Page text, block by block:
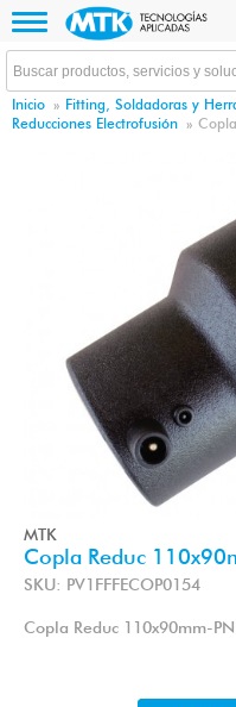
Inicio » Fitting, Soldadoras y
Reducciones Electrofusión »
MTK
Copla Reduc
SKU: PV1FFFECOP0154
Copla Reduc 110x90mm-